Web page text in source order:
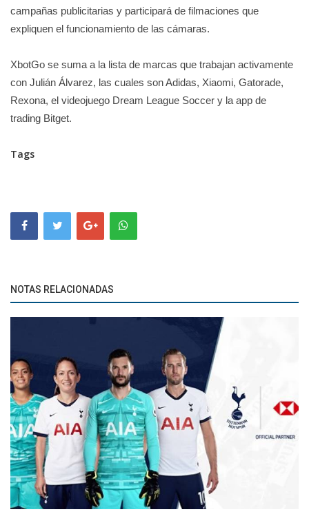
campañas publicitarias y participará de filmaciones que
expliquen el funcionamiento de las cámaras.
XbotGo se suma a la lista de marcas que trabajan activamente
con Julián Álvarez, las cuales son Adidas, Xiaomi, Gatorade,
Rexona, el videojuego Dream League Soccer y la app de
trading Bitget.
Tags
NOTAS RELACIONADAS